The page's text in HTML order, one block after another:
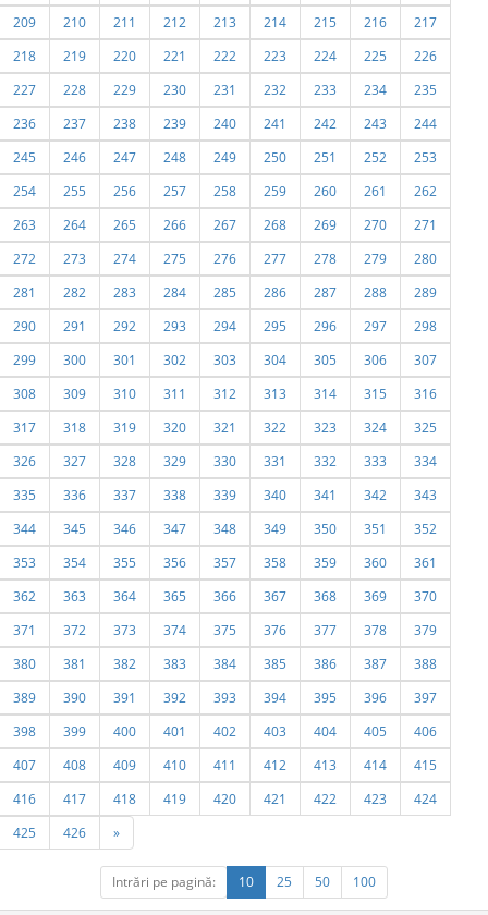
209
210 211 212 213 214 215 216
217
218
219 220 221 222 223 224 225
226
227
228 229 230 231 232 233 234
235
236
237 238 239 240 241 242 243
244
245
246 247 248 249 250 251 252
253
254
255 256 257 258 259 260 261
262
263
264 265 266 267 268 269 270
271
272
273 274 275 276 277 278 279
280
281
282 283 284 285 286 287 288
289
290
291 292 293 294 295 296 297
298
299
300 301 302 303 304 305 306
307
308
309 310 311 312 313 314 315
316
317
318 319 320 321 322 323 324
325
326
327 328 329 330 331 332 333
334
335
336 337 338 339 340 341 342
343
344
345 346 347 348 349 350 351
352
353
354 355 356 357 358 359 360
361
362
363 364 365 366 367 368 369
370
371
372 373 374 375 376 377 378
379
380
381 382 383 384 385 386 387
388
389
390 391 392 393 394 395 396
397
398
399 400 401 402 403 404 405
406
407
408 409 410 411 412 413 414
415
416
417 418 419 420 421 422 423
424
425
426 »
Intrări pe pagină: 10 25 50 100